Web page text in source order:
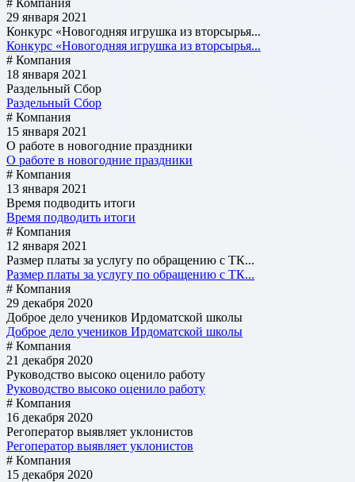
29 января 2021
Конкурс «Новогодняя игрушка из вторсырья...
Конкурс «Новогодняя игрушка из вторсырья...
# Компания
18 января 2021
Раздельный Сбор
Раздельный Сбор
# Компания
15 января 2021
О работе в новогодние праздники
О работе в новогодние праздники
# Компания
13 января 2021
Время подводить итоги
Время подводить итоги
# Компания
12 января 2021
Размер платы за услугу по обращению с ТК...
Размер платы за услугу по обращению с ТК...
# Компания
29 декабря 2020
Доброе дело учеников Ирдоматской школы
Доброе дело учеников Ирдоматской школы
# Компания
21 декабря 2020
Руководство высоко оценило работу
Руководство высоко оценило работу
# Компания
16 декабря 2020
Регоператор выявляет уклонистов
Регоператор выявляет уклонистов
# Компания
15 декабря 2020